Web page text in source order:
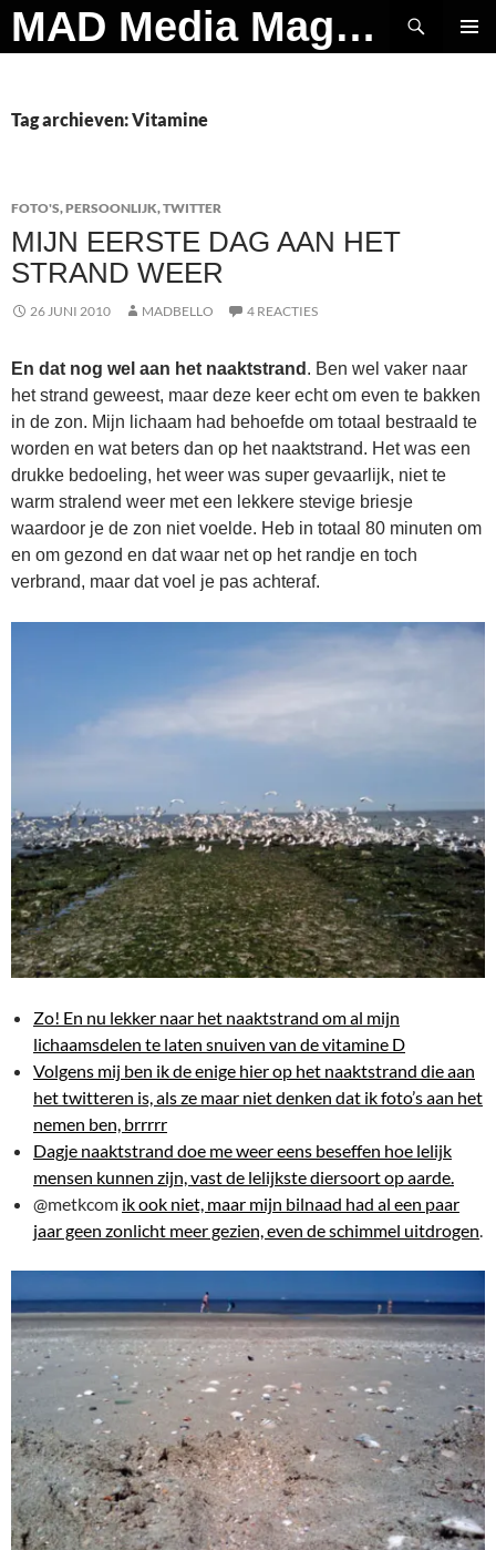
Ga
naar
MAD Media Magazine
Zoeken
Tag archieven: Vitamine
FOTO'S,PERSOONLIJK,TWITTER
MIJN EERSTE DAG AAN HET
STRAND WEER
26 JUNI 2010 MADBELLO 4 REACTIES
En dat nog wel aan het naaktstrand . Ben wel vaker naar
het strand geweest, maar deze keer echt om even te bakken
in de zon. Mijn lichaam had behoefde om totaal bestraald te
worden en wat beters dan op het naaktstrand. Het was een
drukke bedoeling, het weer was super gevaarlijk, niet te
warm stralend weer met een lekkere stevige briesje
waardoor je de zon niet voelde. Heb in totaal 80 minuten om
en om gezond en dat waar net op het randje en toch
verbrand, maar dat voel je pas achteraf.
Zo! En nu lekker naar het naaktstrand om al mijn
lichaamsdelen te laten snuiven van de vitamine D
Volgens mij ben ik de enige hier op het naaktstrand die aan
het twitteren is, als ze maar niet denken dat ik foto’s aan het
nemen ben, brrrrr
Dagje naaktstrand doe me weer eens beseffen hoe lelijk
mensen kunnen zijn, vast de lelijkste diersoort op aarde.
@metkcom ik ook niet, maar mijn bilnaad had al een paar
jaar geen zonlicht meer gezien, even de schimmel uitdrogen